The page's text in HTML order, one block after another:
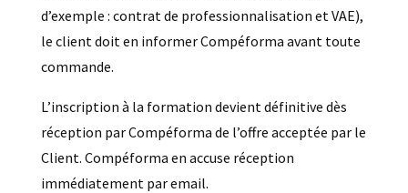
d’exemple : contrat de professionnalisation et VAE),
le client doit en informer Compéforma avant toute
commande.
L’inscription à la formation devient définitive dès
réception par Compéforma de l’offre acceptée par le
Client. Compéforma en accuse réception
immédiatement par email.